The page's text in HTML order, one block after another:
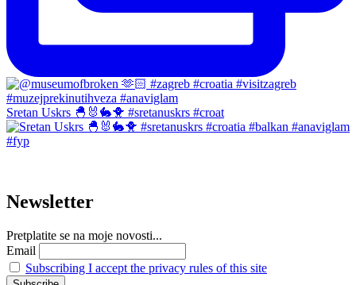
Sretan Uskrs 🐣🐰🐇🐥 #sretanuskrs #croat
Newsletter
Pretplatite se na moje novosti...
Email
Subscribing I accept the privacy rules of this site